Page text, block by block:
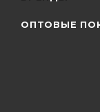
ОПТОВЫЕ